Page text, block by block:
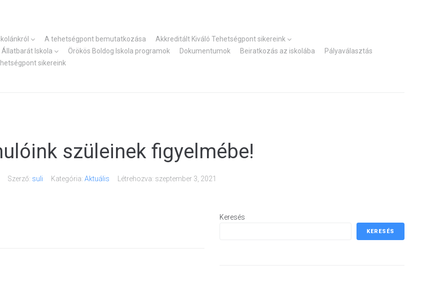
A tehetségpont bemutatkozása
Akkreditált Kiváló Tehetségpont sikereink
Állatbarát Iskola
Örökös Boldog Iskola programok Dokumentumok Beiratkozás az iskolába
Pályaválasztás
sikereink
szüleinek figyelmébe!
Szerző: suli Kategória: Aktuális Létrehozva: szeptember 3, 2021
Keresés
KERESÉS